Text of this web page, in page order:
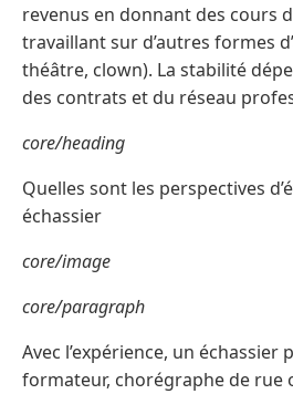
revenus en donnant des cours
travaillant sur d’autres formes
théâtre, clown). La stabilité
des contrats et du réseau
core/heading
Quelles sont les perspectives
échassier
core/image
core/paragraph
Avec l’expérience, un échassier
formateur, chorégraphe de rue